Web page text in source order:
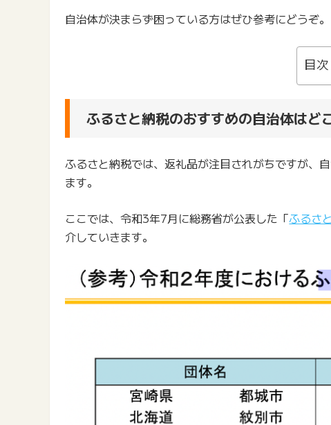
自治体が決まらず困っている方はぜひ参考にどうぞ。
目次
ふるさと納税のおすすめの自治体はど
ふるさと納税では、返礼品が注目されがちですが、
ます。
ここでは、令和3年7月に総務省が公表した「ふるさ
介していきます。